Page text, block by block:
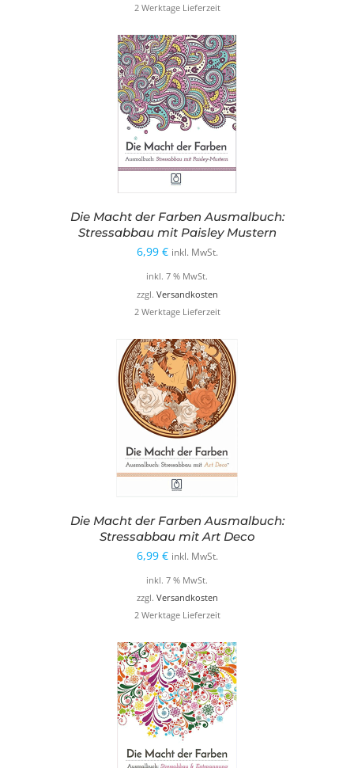
2 Werktage Lieferzeit
Die Macht der Farben Ausmalbuch:
Stressabbau mit Paisley Mustern
6,99 € inkl. MwSt.
inkl. 7 % MwSt.
zzgl. Versandkosten
2 Werktage Lieferzeit
Die Macht der Farben Ausmalbuch:
Stressabbau mit Art Deco
6,99 € inkl. MwSt.
inkl. 7 % MwSt.
zzgl. Versandkosten
2 Werktage Lieferzeit